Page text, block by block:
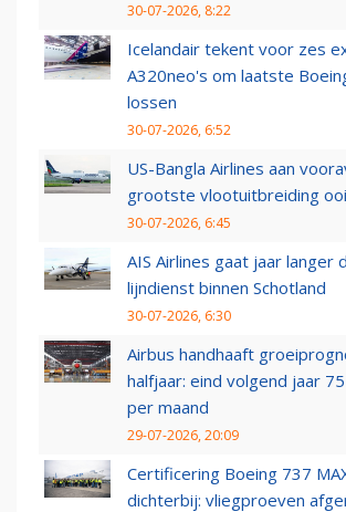
30-07-2026, 8:22
Icelandair tekent voor zes
A320neo's om laatste
lossen
30-07-2026, 6:52
US-Bangla Airlines aan
grootste vlootuitbreiding
30-07-2026, 6:45
AIS Airlines gaat jaar langer
lijndienst binnen Schotland
30-07-2026, 6:30
Airbus handhaaft
halfjaar: eind volgend jaar 75
per maand
29-07-2026, 20:09
Certificering Boeing 737
dichterbij: vliegproeven